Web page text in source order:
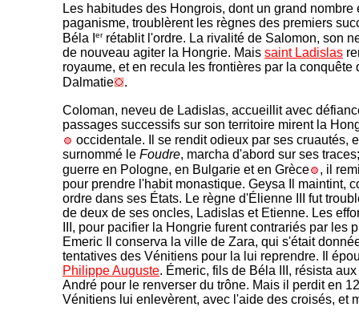
Les habitudes des Hongrois, dont un grand
paganisme, troublèrent les règnes des premiers
Béla I
errétablit l'ordre. La rivalité de Salomon, son
de nouveau agiter la Hongrie. Mais saint Ladislas
royaume, et en recula les frontières par la conquête
Dalmatie
.
Coloman, neveu de Ladislas, accueillit avec
passages successifs sur son territoire mirent la
occidentale. Il se rendit odieux par ses cruautés,
surnommé le Foudre, marcha d'abord sur ses
guerre en Pologne, en Bulgarie et en Grèce
, il
pour prendre l'habit monastique. Geysa Il maintint,
ordre dans ses États. Le règne d'Élienne III fut
de deux de ses oncles, Ladislas et Etienne. Les
III, pour pacifier la Hongrie furent contrariés par les
Emeric Il conserva la ville de Zara, qui s'était
tentatives des Vénitiens pour la lui reprendre. Il
Philippe Auguste. Émeric, fils de Béla III, résista
André pour le renverser du trône. Mais il perdit en
Vénitiens lui enlevèrent, avec l'aide des croisés, et